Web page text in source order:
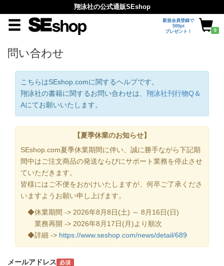
翔泳社の公式通販SEshop
新規会員登録で
500pt
プレゼント！
0
問い合わせ
こちらはSEshop.comに関するヘルプです。
翔泳社の書籍に関するお問い合わせは、 翔泳社刊行物Q＆
Aにてお願いいたします。
【夏季休業のお知らせ】
SEshop.com夏季休業期間に伴い、誠に勝手ながら下記期
間中はご注文商品の発送ならびにサポート業務を停止させ
ていただきます。
皆様にはご不便をおかけいたしますが、何卒ご了承くださ
いますようお願い申し上げます。
◆休業期間 -> 2026年8月8日(土) ～ 8月16日(日)
業務再開 -> 2026年8月17日(月)より順次
◆詳細 -> https://www.seshop.com/news/detail/689
メールアドレス 必須